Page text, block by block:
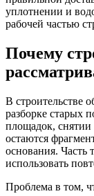
уплотнении и
рабочей частью
Почему
В строительстве
разборке старых
площадок, снятии
остаются
основания. Часть
использовать
Проблема в том,